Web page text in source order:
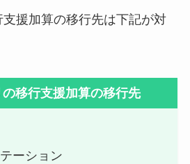
援加算の移行先は下記が対
移行支援加算の移行先
ーション